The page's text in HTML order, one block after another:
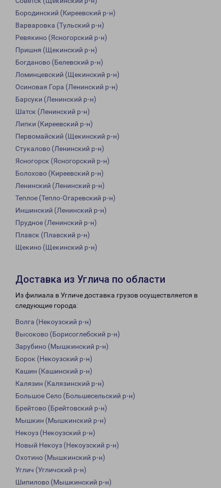
Бородинский (Киреевский р-н)
Варваровка (Тульский р-н)
Ревякино (Ясногорский р-н)
Пришня (Щекинский р-н)
Богданово (Белевский р-н)
Ломинцевский (Щекинский р-н)
Осиновая Гора (Ленинский р-н)
Барсуки (Ленинский р-н)
Шатск (Ленинский р-н)
Липки (Киреевский р-н)
Первомайский (Щекинский р-н)
Стукалово (Ленинский р-н)
Ясногорск (Ясногорский р-н)
Болохово (Киреевский р-н)
Ленинский (Ленинский р-н)
Теплое (Тепло-Огаревский р-н)
Иншинский (Ленинский р-н)
Прудное (Ленинский р-н)
Плавск (Плавский р-н)
Щекино (Щекинский р-н)
Доставка из Углича по области
Из филиала в Угличе доставка грузов осуществляется в
следующие города:
Волга (Некоузский р-н)
Высоково (Борисоглебский р-н)
Зарубино (Мышкинский р-н)
Борок (Некоузский р-н)
Кашин (Кашинский р-н)
Калязин (Калязинский р-н)
Большое Село (Большесельский р-н)
Брейтово (Брейтовский р-н)
Мышкин (Мышкинский р-н)
Некоуз (Некоузский р-н)
Новый Некоуз (Некоузский р-н)
Охотино (Мышкинский р-н)
Углич (Угличский р-н)
Шипилово (Мышкинский р-н)